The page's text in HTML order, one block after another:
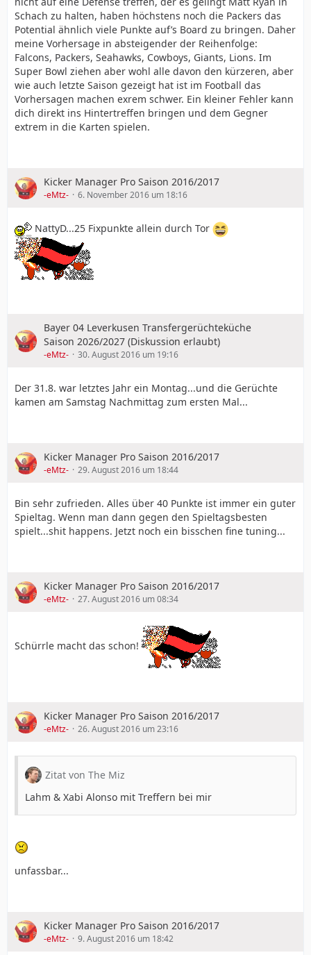
Schach zu halten, haben höchstens noch die Packers das
Potential ähnlich viele Punkte auf’s Board zu bringen. Daher
meine Vorhersage in absteigender der Reihenfolge:
Falcons, Packers, Seahawks, Cowboys, Giants, Lions. Im
Super Bowl ziehen aber wohl alle davon den kürzeren, aber
wie auch letzte Saison gezeigt hat ist im Football das
Vorhersagen machen exrem schwer. Ein kleiner Fehler kann
dich direkt ins Hintertreffen bringen und dem Gegner
extrem in die Karten spielen.
Kicker Manager Pro Saison 2016/2017
-eMtz- 6. November 2016 um 18:16
NattyD...25 Fixpunkte allein durch Tor
Bayer 04 Leverkusen Transfergerüchteküche
Saison 2026/2027 (Diskussion erlaubt)
-eMtz- 30. August 2016 um 19:16
Der 31.8. war letztes Jahr ein Montag...und die Gerüchte
kamen am Samstag Nachmittag zum ersten Mal...
Kicker Manager Pro Saison 2016/2017
-eMtz- 29. August 2016 um 18:44
Bin sehr zufrieden. Alles über 40 Punkte ist immer ein guter
Spieltag. Wenn man dann gegen den Spieltagsbesten
spielt...shit happens. Jetzt noch ein bisschen fine tuning...
Kicker Manager Pro Saison 2016/2017
-eMtz- 27. August 2016 um 08:34
Schürrle macht das schon!
Kicker Manager Pro Saison 2016/2017
-eMtz- 26. August 2016 um 23:16
Zitat von The Miz
Lahm & Xabi Alonso mit Treffern bei mir
unfassbar...
Kicker Manager Pro Saison 2016/2017
-eMtz- 9. August 2016 um 18:42